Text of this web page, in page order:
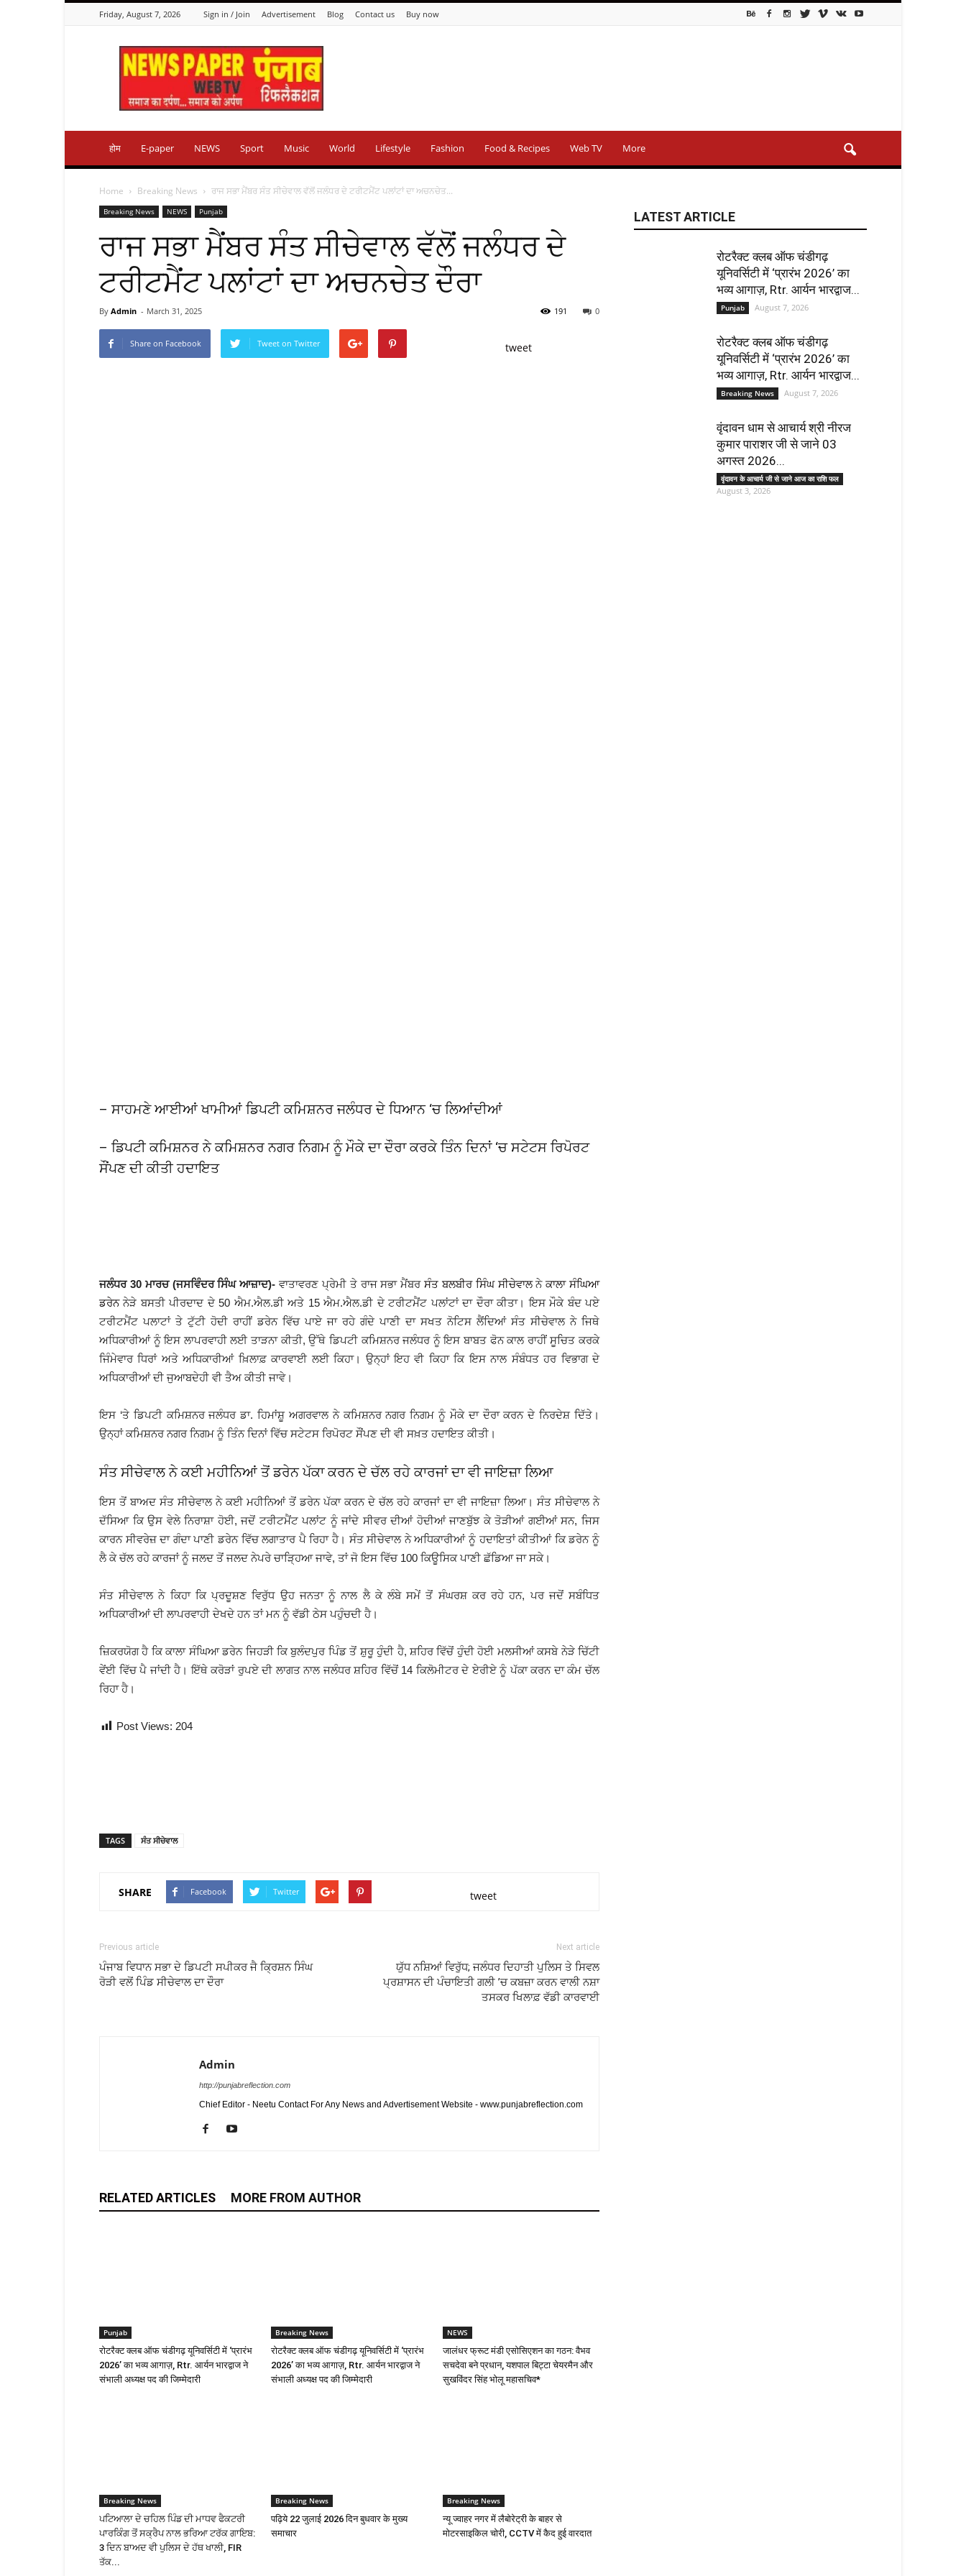
Friday, August 7, 2026 Sign in / Join Advertisement Blog Contact us Buy now
Punjab
Reflection
होम E-paper NEWS Sport Music World Lifestyle Fashion Food & Recipes Web TV More
Home Breaking News ਰਾਜ ਸਭਾ ਮੈਂਬਰ ਸੰਤ ਸੀਚੇਵਾਲ ਵੱਲੋਂ ਜਲੰਧਰ ਦੇ ਟਰੀਟਮੈਂਟ ਪਲਾਂਟਾਂ ਦਾ ਅਚਨਚੇਤ...
Breaking News NEWS Punjab
ਰਾਜ ਸਭਾ ਮੈਂਬਰ ਸੰਤ ਸੀਚੇਵਾਲ ਵੱਲੋਂ ਜਲੰਧਰ ਦੇ
ਟਰੀਟਮੈਂਟ ਪਲਾਂਟਾਂ ਦਾ ਅਚਨਚੇਤ ਦੌਰਾ
By Admin - March 31, 2025 0
191
Share on Facebook Tweet on Twitter tweet
– ਸਾਹਮਣੇ ਆਈਆਂ ਖਾਮੀਆਂ ਡਿਪਟੀ ਕਮਿਸ਼ਨਰ ਜਲੰਧਰ ਦੇ ਧਿਆਨ ‘ਚ ਲਿਆਂਦੀਆਂ
– ਡਿਪਟੀ ਕਮਿਸ਼ਨਰ ਨੇ ਕਮਿਸ਼ਨਰ ਨਗਰ ਨਿਗਮ ਨੂੰ ਮੌਕੇ ਦਾ ਦੌਰਾ ਕਰਕੇ ਤਿੰਨ ਦਿਨਾਂ ‘ਚ ਸਟੇਟਸ ਰਿਪੋਰਟ
ਸੌਂਪਣ ਦੀ ਕੀਤੀ ਹਦਾਇਤ
ਜਲੰਧਰ 30 ਮਾਰਚ (ਜਸਵਿੰਦਰ ਸਿੰਘ ਆਜ਼ਾਦ)- ਵਾਤਾਵਰਣ ਪ੍ਰੇਮੀ ਤੇ ਰਾਜ ਸਭਾ ਮੈਂਬਰਸੰਤ ਬਲਬੀਰ ਸਿੰਘ ਸੀਚੇਵਾਲਨੇਕਾਲਾ ਸੰਘਿਆ
ਡਰੇਨਨੇੜੇ ਬਸਤੀ ਪੀਰਦਾਦ ਦੇ 50 ਐਮ.ਐਲ.ਡੀ ਅਤੇ 15 ਐਮ.ਐਲ.ਡੀ ਦੇ ਟਰੀਟਮੈਂਟ ਪਲਾਂਟਾਂ ਦਾ ਦੌਰਾ ਕੀਤਾ। ਇਸ ਮੌਕੇ ਬੰਦ ਪਏ
ਟਰੀਟਮੈਂਟ ਪਲਾਟਾਂ ਤੇ ਟੁੱਟੀ ਹੋਦੀ ਰਾਹੀਂ ਡਰੇਨ ਵਿੱਚ ਪਾਏ ਜਾ ਰਹੇ ਗੰਦੇ ਪਾਣੀ ਦਾ ਸਖਤ ਨੋਟਿਸ ਲੈਂਦਿਆਂ ਸੰਤ ਸੀਚੇਵਾਲ ਨੇ ਜਿਥੇ
ਅਧਿਕਾਰੀਆਂ ਨੂੰ ਇਸ ਲਾਪਰਵਾਹੀ ਲਈ ਤਾੜਨਾ ਕੀਤੀ, ਉੱਥੇ ਡਿਪਟੀ ਕਮਿਸ਼ਨਰ ਜਲੰਧਰ ਨੂੰ ਇਸ ਬਾਬਤ ਫੋਨ ਕਾਲ ਰਾਹੀਂ ਸੂਚਿਤ ਕਰਕੇ
ਜਿੰਮੇਵਾਰ ਧਿਰਾਂ ਅਤੇ ਅਧਿਕਾਰੀਆਂ ਖ਼ਿਲਾਫ਼ ਕਾਰਵਾਈ ਲਈ ਕਿਹਾ। ਉਨ੍ਹਾਂ ਇਹ ਵੀ ਕਿਹਾ ਕਿ ਇਸ ਨਾਲ ਸੰਬੰਧਤ ਹਰ ਵਿਭਾਗ ਦੇ
ਅਧਿਕਾਰੀਆਂ ਦੀ ਜੁਆਬਦੇਹੀ ਵੀ ਤੈਅ ਕੀਤੀ ਜਾਵੇ।
ਇਸ ‘ਤੇ ਡਿਪਟੀ ਕਮਿਸ਼ਨਰ ਜਲੰਧਰ ਡਾ. ਹਿਮਾਂਸ਼ੂ ਅਗਰਵਾਲ ਨੇ ਕਮਿਸ਼ਨਰ ਨਗਰ ਨਿਗਮ ਨੂੰ ਮੌਕੇ ਦਾ ਦੌਰਾ ਕਰਨ ਦੇ ਨਿਰਦੇਸ਼ ਦਿੱਤੇ।
ਉਨ੍ਹਾਂ ਕਮਿਸ਼ਨਰ ਨਗਰ ਨਿਗਮ ਨੂੰ ਤਿੰਨ ਦਿਨਾਂ ਵਿੱਚ ਸਟੇਟਸ ਰਿਪੋਰਟ ਸੌਂਪਣ ਦੀ ਵੀ ਸਖ਼ਤ ਹਦਾਇਤ ਕੀਤੀ।
ਸੰਤ ਸੀਚੇਵਾਲ ਨੇ ਕਈ ਮਹੀਨਿਆਂ ਤੋਂ ਡਰੇਨ ਪੱਕਾ ਕਰਨ ਦੇ ਚੱਲ ਰਹੇ ਕਾਰਜਾਂ ਦਾ ਵੀ ਜਾਇਜ਼ਾ ਲਿਆ
ਇਸ ਤੋਂ ਬਾਅਦ ਸੰਤ ਸੀਚੇਵਾਲ ਨੇ ਕਈ ਮਹੀਨਿਆਂ ਤੋਂ ਡਰੇਨ ਪੱਕਾ ਕਰਨ ਦੇ ਚੱਲ ਰਹੇ ਕਾਰਜਾਂ ਦਾ ਵੀ ਜਾਇਜ਼ਾ ਲਿਆ। ਸੰਤ ਸੀਚੇਵਾਲ ਨੇ
ਦੱਸਿਆ ਕਿ ਉਸ ਵੇਲੇ ਨਿਰਾਸ਼ਾ ਹੋਈ, ਜਦੋਂ ਟਰੀਟਮੈਂਟ ਪਲਾਂਟ ਨੂੰ ਜਾਂਦੇ ਸੀਵਰ ਦੀਆਂ ਹੋਦੀਆਂ ਜਾਣਬੁੱਝ ਕੇ ਤੋੜੀਆਂ ਗਈਆਂ ਸਨ, ਜਿਸ
ਕਾਰਨ ਸੀਵਰੇਜ਼ ਦਾ ਗੰਦਾ ਪਾਣੀ ਡਰੇਨ ਵਿੱਚ ਲਗਾਤਾਰ ਪੈ ਰਿਹਾ ਹੈ। ਸੰਤ ਸੀਚੇਵਾਲ ਨੇ ਅਧਿਕਾਰੀਆਂ ਨੂੰ ਹਦਾਇਤਾਂ ਕੀਤੀਆਂ ਕਿ ਡਰੇਨ ਨੂੰ
ਲੈ ਕੇ ਚੱਲ ਰਹੇ ਕਾਰਜਾਂ ਨੂੰ ਜਲਦ ਤੋਂ ਜਲਦ ਨੇਪਰੇ ਚਾੜ੍ਹਿਆ ਜਾਵੇ, ਤਾਂ ਜੋ ਇਸ ਵਿੱਚ 100 ਕਿਊਸਿਕ ਪਾਣੀ ਛੱਡਿਆ ਜਾ ਸਕੇ।
ਸੰਤ ਸੀਚੇਵਾਲ ਨੇ ਕਿਹਾ ਕਿ ਪ੍ਰਦੂਸ਼ਣ ਵਿਰੁੱਧ ਉਹ ਜਨਤਾ ਨੂੰ ਨਾਲ ਲੈ ਕੇ ਲੰਬੇ ਸਮੇਂ ਤੋਂ ਸੰਘਰਸ਼ ਕਰ ਰਹੇ ਹਨ, ਪਰ ਜਦੋਂ ਸਬੰਧਿਤ
ਅਧਿਕਾਰੀਆਂ ਦੀ ਲਾਪਰਵਾਹੀ ਦੇਖਦੇ ਹਨ ਤਾਂ ਮਨ ਨੂੰ ਵੱਡੀ ਠੇਸ ਪਹੁੰਚਦੀ ਹੈ।
ਜ਼ਿਕਰਯੋਗ ਹੈ ਕਿ ਕਾਲਾ ਸੰਘਿਆ ਡਰੇਨ ਜਿਹੜੀ ਕਿ ਬੁਲੰਦਪੁਰ ਪਿੰਡ ਤੋਂ ਸ਼ੁਰੂ ਹੁੰਦੀ ਹੈ, ਸ਼ਹਿਰ ਵਿੱਚੋਂ ਹੁੰਦੀ ਹੋਈ ਮਲਸੀਆਂ ਕਸਬੇ ਨੇੜੇ ਚਿੱਟੀ
ਵੇਂਈ ਵਿੱਚ ਪੈ ਜਾਂਦੀ ਹੈ। ਇੱਥੇ ਕਰੋੜਾਂ ਰੁਪਏ ਦੀ ਲਾਗਤ ਨਾਲ ਜਲੰਧਰ ਸ਼ਹਿਰ ਵਿੱਚੋਂ 14 ਕਿਲੋਮੀਟਰ ਦੇ ਏਰੀਏ ਨੂੰ ਪੱਕਾ ਕਰਨ ਦਾ ਕੰਮ ਚੱਲ
ਰਿਹਾ ਹੈ।
Post Views: 204
TAGS ਸੰਤ ਸੀਚੇਵਾਲ
SHARE Facebook Twitter tweet
Previous article
ਪੰਜਾਬ ਵਿਧਾਨ ਸਭਾ ਦੇ ਡਿਪਟੀ ਸਪੀਕਰ ਜੈ ਕ੍ਰਿਸ਼ਨ ਸਿੰਘ
ਰੋੜੀ ਵਲੋਂ ਪਿੰਡ ਸੀਚੇਵਾਲ ਦਾ ਦੌਰਾ
Next article
ਯੁੱਧ ਨਸ਼ਿਆਂ ਵਿਰੁੱਧ; ਜਲੰਧਰ ਦਿਹਾਤੀ ਪੁਲਿਸ ਤੇ ਸਿਵਲ
ਪ੍ਰਸ਼ਾਸਨ ਦੀ ਪੰਚਾਇਤੀ ਗਲੀ ’ਚ ਕਬਜ਼ਾ ਕਰਨ ਵਾਲੀ ਨਸ਼ਾ
ਤਸਕਰ ਖਿਲਾਫ਼ ਵੱਡੀ ਕਾਰਵਾਈ
Admin
http://punjabreflection.com
Chief Editor - Neetu Contact For Any News and Advertisement Website - www.punjabreflection.com
RELATED ARTICLES MORE FROM AUTHOR
Punjab
रोटरैक्ट क्लब ऑफ चंडीगढ़ यूनिवर्सिटी में ‘प्रारंभ
2026’ का भव्य आगाज़, Rtr. आर्यन भारद्वाज ने
संभाली अध्यक्ष पद की जिम्मेदारी
Breaking News
रोटरैक्ट क्लब ऑफ चंडीगढ़ यूनिवर्सिटी में ‘प्रारंभ
2026’ का भव्य आगाज़, Rtr. आर्यन भारद्वाज ने
संभाली अध्यक्ष पद की जिम्मेदारी
NEWS
जालंधर फ्रूट मंडी एसोसिएशन का गठन: वैभव
सचदेवा बने प्रधान, यशपाल बिट्टा चेयरमैन और
सुखविंदर सिंह भोलू महासचिव*
Breaking News
ਪਟਿਆਲਾ ਦੇ ਚਹਿਲ ਪਿੰਡ ਦੀ ਮਾਧਵ ਫੈਕਟਰੀ
ਪਾਰਕਿੰਗ ਤੋਂ ਸਕ੍ਰੈਪ ਨਾਲ ਭਰਿਆ ਟਰੱਕ ਗਾਇਬ:
3 ਦਿਨ ਬਾਅਦ ਵੀ ਪੁਲਿਸ ਦੇ ਹੱਥ ਖਾਲੀ, FIR
ਤੱਕ...
Breaking News
पढ़िये 22 जुलाई 2026 दिन बुधवार के मुख्य
समाचार
Breaking News
न्यू ज्वाहर नगर में लैबोरेट्री के बाहर से
मोटरसाइकिल चोरी, CCTV में कैद हुई वारदात
LATEST ARTICLE
रोटरैक्ट क्लब ऑफ चंडीगढ़
यूनिवर्सिटी में ‘प्रारंभ 2026’ का
भव्य आगाज़, Rtr. आर्यन भारद्वाज...
Punjab August 7, 2026
रोटरैक्ट क्लब ऑफ चंडीगढ़
यूनिवर्सिटी में ‘प्रारंभ 2026’ का
भव्य आगाज़, Rtr. आर्यन भारद्वाज...
Breaking News August 7, 2026
वृंदावन धाम से आचार्य श्री नीरज
कुमार पाराशर जी से जाने 03
अगस्त 2026...
वृंदावन के आचार्य जी से जाने आज का राशि फल
August 3, 2026